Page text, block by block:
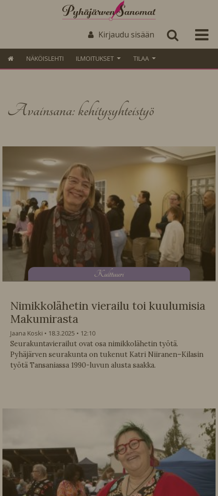
Kirjaudu sisään
NÄKÖISLEHTI ILMOITUKSET TILAA
Avainsana: kehitysyhteistyö
Kulttuuri
Nimikkolähetin vierailu toi kuulumisia
Makumirasta
Jaana Koski 18.3.2025
12:10
Seurakuntavierailut ovat osa nimikkolähetin työtä.
Pyhäjärven seurakunta on tukenut Katri Niiranen–Kilasin
työtä Tansaniassa 1990-luvun alusta saakka.